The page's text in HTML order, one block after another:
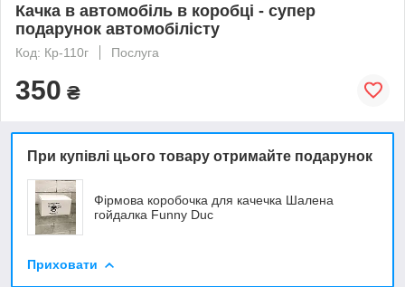
Качка в автомобіль в коробці - супер
подарунок автомобілісту
Код: Кр-110г Послуга
350 ₴
При купівлі цього товару отримайте подарунок
Фірмова коробочка для качечка Шалена
гойдалка Funny Duc
Приховати